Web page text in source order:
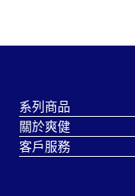
系列商品
關於爽健
客戶服務